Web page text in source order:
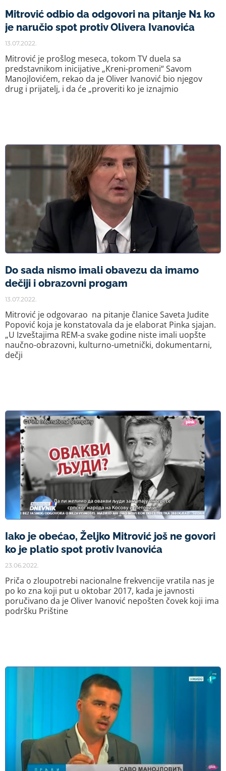
Mitrović odbio da odgovori na pitanje N1 ko
je naručio spot protiv Olivera Ivanovića
13.07.2022.
Mitrović je prošlog meseca, tokom TV duela sa
predstavnikom inicijative „Kreni-promeni“ Savom
Manojlovićem, rekao da je Oliver Ivanović bio njegov
drug i prijatelj, i da će „proveriti ko je iznajmio
Do sada nismo imali obavezu da imamo
dečiji i obrazovni progam
13.07.2022.
Mitrović je odgovarao na pitanje članice Saveta Judite
Popović koja je konstatovala da je elaborat Pinka sjajan.
„U Izveštajima REM-a svake godine niste imali uopšte
naučno-obrazovni, kulturno-umetnički, dokumentarni,
dečji
Iako je obećao, Željko Mitrović još ne govori
ko je platio spot protiv Ivanovića
23.06.2022.
Priča o zloupotrebi nacionalne frekvencije vratila nas je
po ko zna koji put u oktobar 2017, kada je javnosti
poručivano da je Oliver Ivanović nepošten čovek koji ima
podršku Prištine